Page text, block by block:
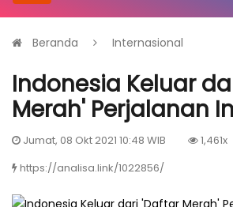
Beranda Internasional
Indonesia Keluar
Merah' Perjalanan
Jumat, 08 Okt 2021 10:48 WIB
1,461x
https://analisa.link/1022856/